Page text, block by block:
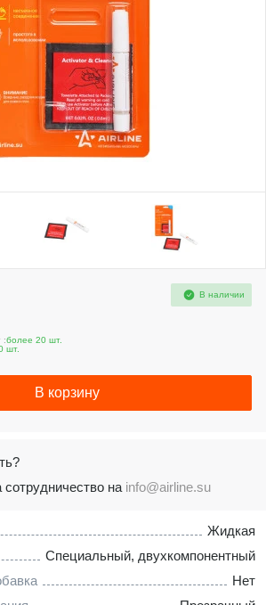
Жидкая
Специальный, двухкомпонентный
Нет
В наличии
:более 20 шт.
шт.
В корзину
сотрудничество на info@airline.su